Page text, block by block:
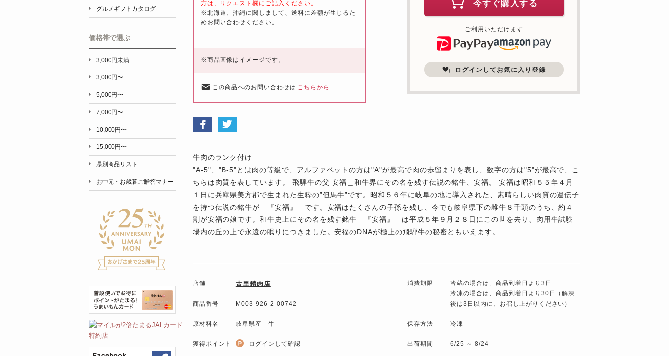
今すぐ購入する
ご利用いただけます
ログインしてお気に入り登録
方は、リクエスト欄にご記入ください。
※北海道、沖縄に関しまして、送料に差額が生じるた
めお問い合わせください。
※商品画像はイメージです。
この商品へのお問い合わせは こちらから
牛肉のランク付け
"A-5"、"B-5"とは肉の等級で、アルファベットの方は"A"が最高で肉の歩留まりを表し、数字の方は"5"が最高で、こ
ちらは肉質を表しています。 飛騨牛の父 安福＿和牛界にその名を残す伝説の銘牛、安福。 安福は昭和５５年４月
１日に兵庫県美方郡で生まれた生粋の”但馬牛”です。昭和５６年に岐阜の地に導入された、素晴らしい肉質の遺伝子
を持つ伝説の銘牛が 『安福』 です。安福はたくさんの子孫を残し、今でも岐阜県下の雌牛８千頭のうち、約４
割が安福の娘です。和牛史上にその名を残す銘牛 『安福』 は平成５年９月２８日にこの世を去り、肉用牛試験
場内の丘の上で永遠の眠りにつきました。安福のDNAが極上の飛騨牛の秘密ともいえます。
店舗 古里精肉店
商品番号 M003-926-2-00742
原材料名 岐阜県産 牛
獲得ポイント ログインして確認
消費期限
冷蔵の場合は、商品到着日より3日
冷凍の場合は、商品到着日より30日（解凍
後は3日以内に、お召し上がりください）
保存方法 冷凍
出荷期間 6/25 ～ 8/24
グルメギフトカタログ
価格帯で選ぶ
3,000円未満
3,000円〜
5,000円〜
7,000円〜
10,000円〜
15,000円〜
県別商品リスト
お中元・お歳暮ご贈答マナー